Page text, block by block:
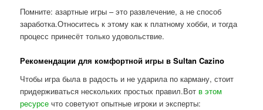
Помните: азартные игры – это развлечение, а не способ
заработка.Относитесь к этому как к платному хобби, и тогда
процесс принесёт только удовольствие.
Рекомендации для комфортной игры в Sultan Cazino
Чтобы игра была в радость и не ударила по карману, стоит
придерживаться нескольких простых правил.Вотв этом
ресурсе что советуют опытные игроки и эксперты: